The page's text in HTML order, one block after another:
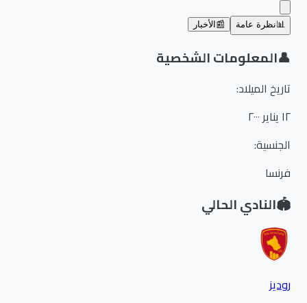
نظرة عامة 📰 الأخبار
المعلومات الشخصية
تاريخ الميلاد:
الجنسية:
فرنسا
النادي الحالي
روديز